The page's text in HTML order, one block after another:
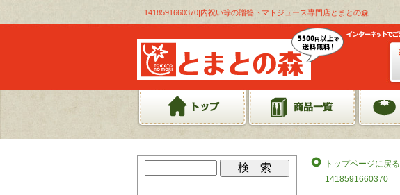
1418591660370|内祝い等の贈答トマトジュース専門店とまとの森
トップページに戻る
1418591660370